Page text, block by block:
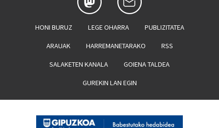
HONI BURUZ LEGE OHARRA PUBLIZITATEA
ARAUAK HARREMANETARAKO RSS
SALAKETEN KANALA GOIENA TALDEA
GUREKIN LAN EGIN